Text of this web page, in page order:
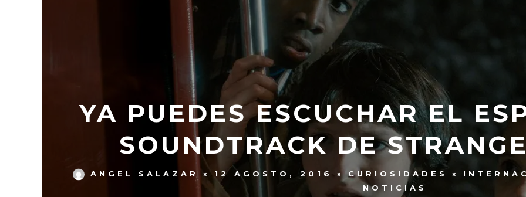
YA PUEDES ESCUCHAR EL
SOUNDTRACK DE
ANGEL SALAZAR 12 AGOSTO, 2016 CURIOSIDADES
NOTICIAS